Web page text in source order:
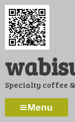
コ
ン
ツ
ス
ッ
Specialty coffee
Menu